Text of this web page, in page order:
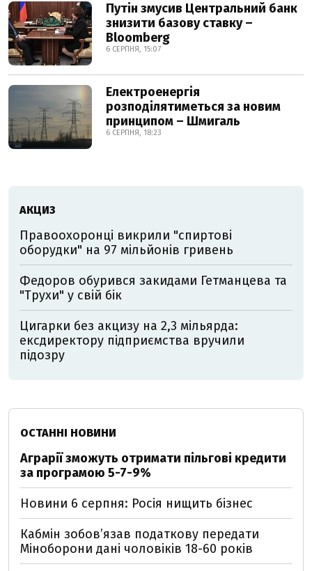
Путін змусив Центральний банк
знизити базову ставку –
Bloomberg
6 СЕРПНЯ, 15:07
Електроенергія
розподілятиметься за новим
принципом – Шмигаль
6 СЕРПНЯ, 18:23
АКЦИЗ
Правоохоронці викрили "спиртові
оборудки" на 97 мільйонів гривень
Федоров обурився закидами Гетманцева та
"Трухи" у свій бік
Цигарки без акцизу на 2,3 мільярда:
ексдиректору підприємства вручили
підозру
ОСТАННІ НОВИНИ
Аграрії зможуть отримати пільгові кредити
за програмою 5-7-9%
Новини 6 серпня: Росія нищить бізнес
Кабмін зобовʼязав податкову передати
Міноборони дані чоловіків 18-60 років